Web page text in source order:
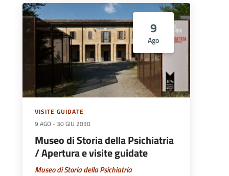
9
Ago
VISITE GUIDATE
9 AGO -30 GIU 2030
Museo di Storia della Psichiatria
/ Apertura e visite guidate
Museo di Storia della Psichiatria